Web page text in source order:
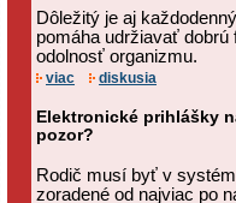
Dôležitý je aj
pomáha udržiavať
odolnosť organizmu.
viac diskusia
Elektronické prihlášky
pozor?
Rodič musí byť v
zoradené od najviac po